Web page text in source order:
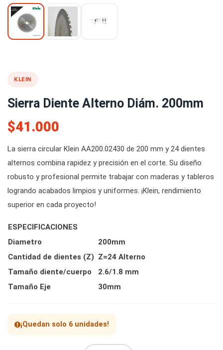
KLEIN
Sierra Diente Alterno Diám. 200mm
$41.000
La sierra circular Klein AA200.02430 de 200 mm y 24 dientes
alternos combina rapidez y precisión en el corte. Su diseño
robusto y profesional permite trabajar con maderas y tableros
logrando acabados limpios y uniformes. ¡Klein, rendimiento
superior en cada proyecto!
ESPECIFICACIONES
Diametro
200mm
Cantidad de dientes (Z) Z=24 Alterno
Tamaño diente/cuerpo
2.6/1.8 mm
Tamaño Eje
30mm
¡Quedan solo 6 unidades!